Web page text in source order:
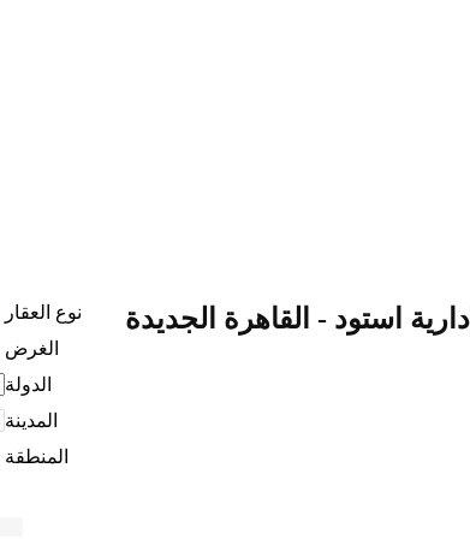
استود - القاهرة الجديدة
نوع العقار
الغرض
الدولة
المدينة
المنطقة